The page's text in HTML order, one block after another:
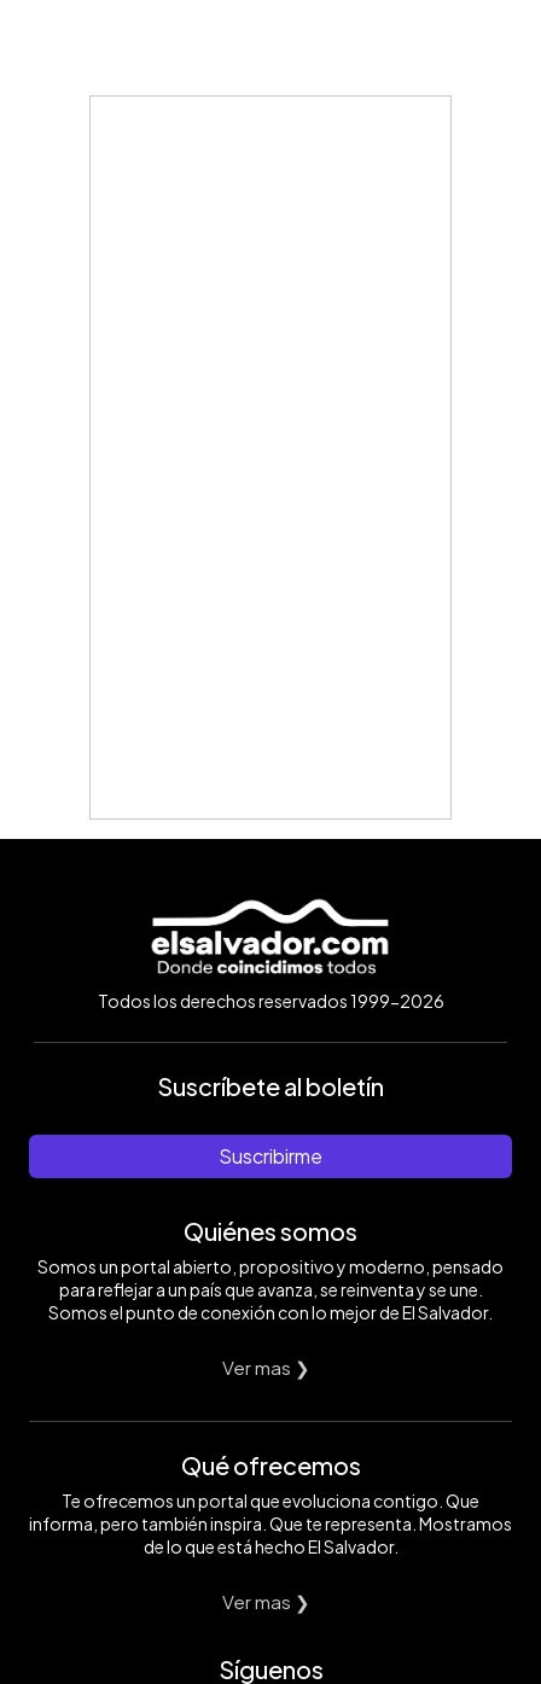
Todos los derechos reservados 1999-2026
Suscríbete al boletín
Suscribirme
Quiénes somos
Somos un portal abierto, propositivo y moderno, pensado
para reflejar a un país que avanza, se reinventa y se une.
Somos el punto de conexión con lo mejor de El Salvador.
Ver mas ❯
Qué ofrecemos
Te ofrecemos un portal que evoluciona contigo. Que
informa, pero también inspira. Que te representa. Mostramos
de lo que está hecho El Salvador.
Ver mas ❯
Síguenos